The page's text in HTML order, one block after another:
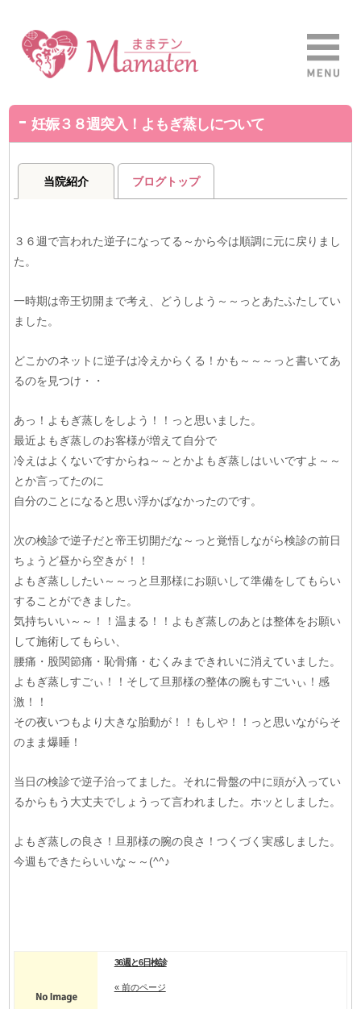
妊娠３８週突入！よもぎ蒸しについて
当院紹介 ブログトップ
３６週で言われた逆子になってる～から今は順調に元に戻りまし
た。
一時期は帝王切開まで考え、どうしよう～～っとあたふたしてい
ました。
どこかのネットに逆子は冷えからくる！かも～～～っと書いてあ
るのを見つけ・・
あっ！よもぎ蒸しをしよう！！っと思いました。
最近よもぎ蒸しのお客様が増えて自分で
冷えはよくないですからね～～とかよもぎ蒸しはいいですよ～～
とか言ってたのに
自分のことになると思い浮かばなかったのです。
次の検診で逆子だと帝王切開だな～っと覚悟しながら検診の前日
ちょうど昼から空きが！！
よもぎ蒸ししたい～～っと旦那様にお願いして準備をしてもらい
することができました。
気持ちいい～～！！温まる！！よもぎ蒸しのあとは整体をお願い
して施術してもらい、
腰痛・股関節痛・恥骨痛・むくみまできれいに消えていました。
よもぎ蒸しすごぃ！！そして旦那様の整体の腕もすごいぃ！感
激！！
その夜いつもより大きな胎動が！！もしや！！っと思いながらそ
のまま爆睡！
当日の検診で逆子治ってました。それに骨盤の中に頭が入ってい
るからもう大丈夫でしょうって言われました。ホッとしました。
よもぎ蒸しの良さ！旦那様の腕の良さ！つくづく実感しました。
今週もできたらいいな～～(^^♪
36週と6日検診
« 前のページ